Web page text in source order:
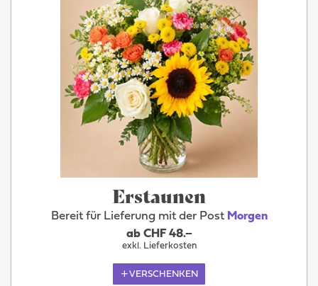
Erstaunen
Bereit für Lieferung mit der Post Morgen
ab CHF 48.–
exkl. Lieferkosten
VERSCHENKEN